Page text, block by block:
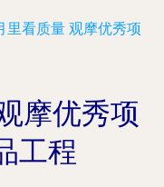
里看质量 观摩优秀项
摩优秀项
工程